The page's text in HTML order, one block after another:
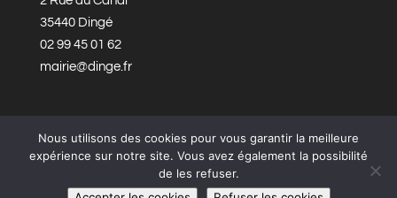
35440 Dingé
02 99 45 01 62
mairie@dinge.fr
Réalisation © Mairie de Dingé,Bretagne Romantique
Nous utilisons des cookies pour vous garantir la meilleure
expérience sur notre site. Vous avez également la possibilité
de les refuser.